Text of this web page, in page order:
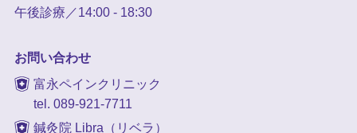
午後診療／14:00 - 18:30
お問い合わせ
富永ペインクリニック
tel. 089-921-7711
鍼灸院 Libra（リベラ）